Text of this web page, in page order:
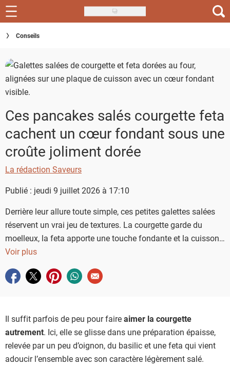
Skip
to
main
Recettes
Inspirations
Conseils
Actus
Téléchargez l'app Saveurs Recettes
Index des recettes
Guide d'achat
Conseils
Ces pancakes salés courgette feta
cachent un cœur fondant sous une
croûte joliment dorée
La rédaction Saveurs
Publié : jeudi 9 juillet 2026 à 17:10
Derrière leur allure toute simple, ces petites galettes salées
réservent un vrai jeu de textures. La courgette garde du
moelleux, la feta apporte une touche fondante et la cuisson
au four dessine une surface bien dorée, parfaite pour un
Voir plus
Partager sur facebook
Partager sur twitter
Partager sur pinterest
Partager sur whatsapp
Envoyer à un ami
Il suffit parfois de peu pour faireaimer la courgette
autrement. Ici, elle se glisse dans une préparation épaisse,
relevée par un peu d’oignon, du basilic et une feta qui vient
adoucir l’ensemble avec son caractère légèrement salé.